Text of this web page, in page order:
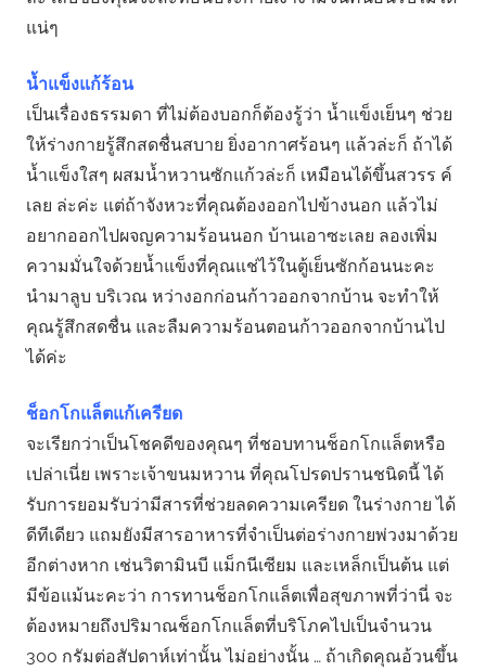
แน่ๆ
น้ำแข็งแก้ร้อน
เป็นเรื่องธรรมดา ที่ไม่ต้องบอกก็ต้องรู้ว่า น้ำแข็งเย็นๆ ช่วย
ให้ร่างกายรู้สึกสดชื่นสบาย ยิ่งอากาศร้อนๆ แล้วล่ะก็ ถ้าได้
น้ำแข็งใสๆ ผสมน้ำหวานซักแก้วล่ะก็ เหมือนได้ขึ้นสวรร ค์
เลย ล่ะค่ะ แต่ถ้าจังหวะที่คุณต้องออกไปข้างนอก แล้วไม่
อยากออกไปผจญความร้อนนอก บ้านเอาซะเลย ลองเพิ่ม
ความมั่นใจด้วยน้ำแข็งที่คุณแช่ไว้ในตู้เย็นซักก้อนนะคะ
นำมาลูบ บริเวณ หว่างอกก่อนก้าวออกจากบ้าน จะทำให้
คุณรู้สึกสดชื่น และลืมความร้อนตอนก้าวออกจากบ้านไป
ได้ค่ะ
ช็อกโกแล็ตแก้เครียด
จะเรียกว่าเป็นโชคดีของคุณๆ ที่ชอบทานช็อกโกแล็ตหรือ
เปล่าเนี่ย เพราะเจ้าขนมหวาน ที่คุณโปรดปรานชนิดนี้ ได้
รับการยอมรับว่ามีสารที่ช่วยลดความเครียด ในร่างกาย ได้
ดีทีเดียว แถมยังมีสารอาหารที่จำเป็นต่อร่างกายพ่วงมาด้วย
อีกต่างหาก เช่นวิตามินบี แม็กนีเซียม และเหล็กเป็นต้น แต่
มีข้อแม้นะคะว่า การทานช็อกโกแล็ตเพื่อสุขภาพที่ว่านี่ จะ
ต้องหมายถึงปริมาณช็อกโกแล็ตที่บริโภคไปเป็นจำนวน
300 กรัมต่อสัปดาห์เท่านั้น ไม่อย่างนั้น … ถ้าเกิดคุณอ้วนขึ้น